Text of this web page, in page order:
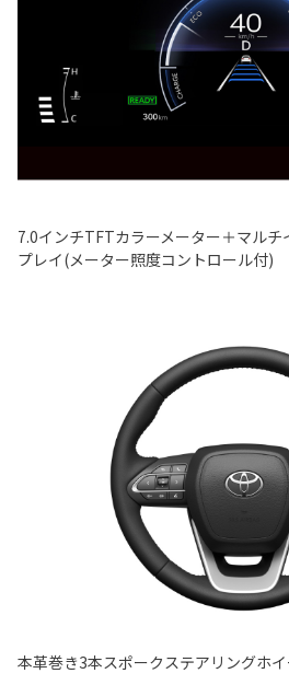
7.0インチTFTカラーメーター＋マルチ
プレイ(メーター照度コントロール付)
本革巻き3本スポークステアリングホイ